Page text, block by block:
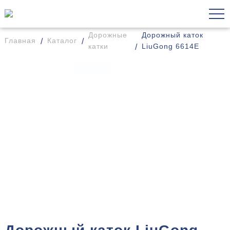
Главная Каталог
Дорожные
катки
Дорожный каток
LiuGong 6614E